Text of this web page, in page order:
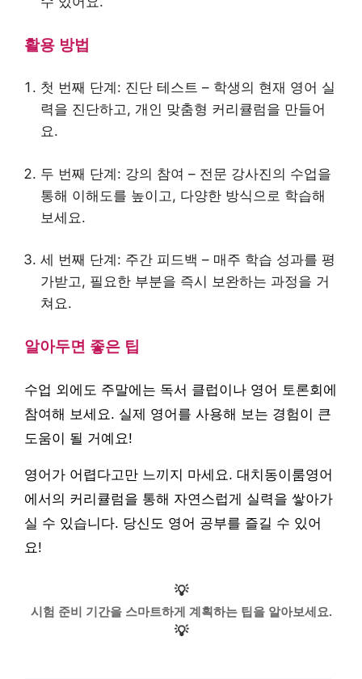
활용 방법
첫 번째 단계: 진단 테스트 – 학생의 현재 영어 실
력을 진단하고, 개인 맞춤형 커리큘럼을 만들어
요.
두 번째 단계: 강의 참여 – 전문 강사진의 수업을
통해 이해도를 높이고, 다양한 방식으로 학습해
보세요.
세 번째 단계: 주간 피드백 – 매주 학습 성과를 평
가받고, 필요한 부분을 즉시 보완하는 과정을 거
쳐요.
알아두면 좋은 팁
수업 외에도 주말에는 독서 클럽이나 영어 토론회에
참여해 보세요. 실제 영어를 사용해 보는 경험이 큰
도움이 될 거예요!
영어가 어렵다고만 느끼지 마세요. 대치동이룸영어
에서의 커리큘럼을 통해 자연스럽게 실력을 쌓아가
실 수 있습니다. 당신도 영어 공부를 즐길 수 있어
요!
💡
시험 준비 기간을 스마트하게 계획하는 팁을 알아보세요.
💡